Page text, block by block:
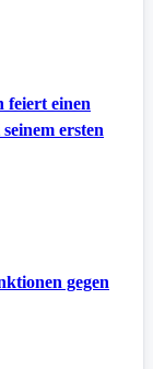
feiert einen
ersten
gegen